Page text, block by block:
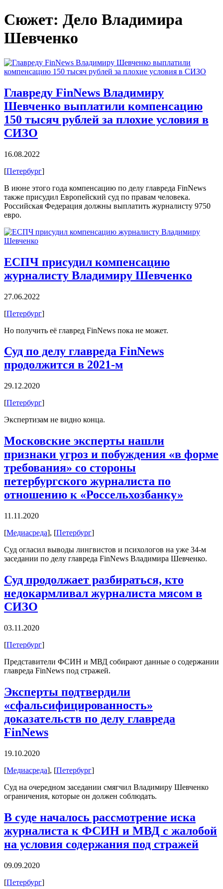
Сюжет: Дело Владимира
Шевченко
Главреду FinNews Владимиру
Шевченко выплатили компенсацию
150 тысяч рублей за плохие условия в
СИЗО
16.08.2022
[Петербург]
В июне этого года компенсацию по делу главреда FinNews
также присудил Европейский суд по правам человека.
Российская Федерация должны выплатить журналисту 9750
евро.
ЕСПЧ присудил компенсацию
журналисту Владимиру Шевченко
27.06.2022
[Петербург]
Но получить её главред FinNews пока не может.
Суд по делу главреда FinNews
продолжится в 2021-м
29.12.2020
[Петербург]
Экспертизам не видно конца.
Московские эксперты нашли
признаки угроз и побуждения «в форме
требования» со стороны
петербургского журналиста по
отношению к «Россельхозбанку»
11.11.2020
[Медиасреда], [Петербург]
Суд огласил выводы лингвистов и психологов на уже 34-м
заседании по делу главреда FinNews Владимира Шевченко.
Суд продолжает разбираться, кто
недокармливал журналиста мясом в
СИЗО
03.11.2020
[Петербург]
Представители ФСИН и МВД собирают данные о содержании
главреда FinNews под стражей.
Эксперты подтвердили
«сфальсифицированность»
доказательств по делу главреда
FinNews
19.10.2020
[Медиасреда], [Петербург]
Суд на очередном заседании смягчил Владимиру Шевченко
ограничения, которые он должен соблюдать.
В суде началось рассмотрение иска
журналиста к ФСИН и МВД с жалобой
на условия содержания под стражей
09.09.2020
[Петербург]